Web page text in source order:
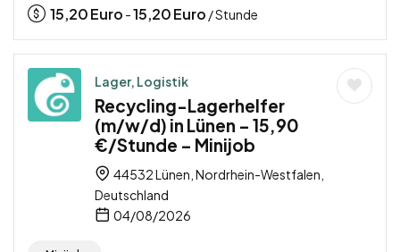
15,20Euro -15,20Euro / Stunde
Lager, Logistik
Recycling-Lagerhelfer
(m/w/d) in Lünen – 15,90
€/Stunde – Minijob
44532 Lünen, Nordrhein-Westfalen,
Deutschland
04/08/2026